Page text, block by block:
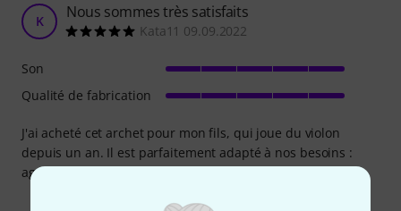
K Nous sommes très satisfaits
Kata11 09.09.2022
J'ai acheté cet archet pour mon fils, qui joue du violon
depuis un an. Il est parfaitement adapté à nos besoins :
agréablement léger, il a un très beau son.
Son
Qualité de fabrication